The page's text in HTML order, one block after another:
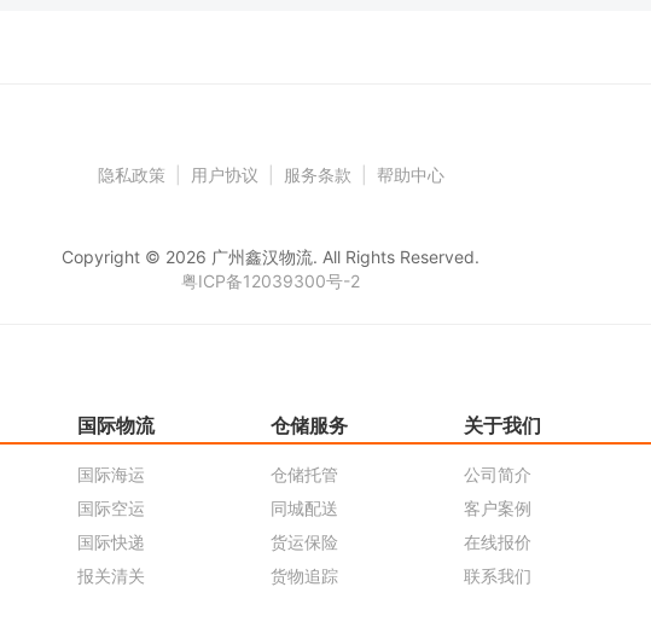
隐私政策 用户协议 服务条款 帮助中心
Copyright © 2026 广州鑫汉物流. All Rights Reserved.
粤ICP备12039300号-2
国际物流
国际海运
国际空运
国际快递
报关清关
仓储服务
仓储托管
同城配送
货运保险
货物追踪
关于我们
公司简介
客户案例
在线报价
联系我们